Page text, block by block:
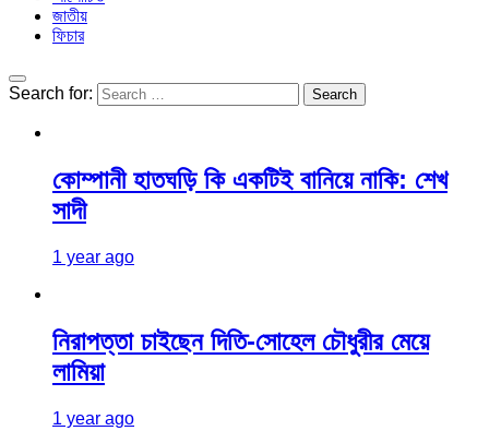
জাতীয়
ফিচার
Search for:
কোম্পানী হাতঘড়ি কি একটিই বানিয়ে নাকি: শেখ
সাদী
1 year ago
নিরাপত্তা চাইছেন দিতি-সোহেল চৌধুরীর মেয়ে
লামিয়া
1 year ago